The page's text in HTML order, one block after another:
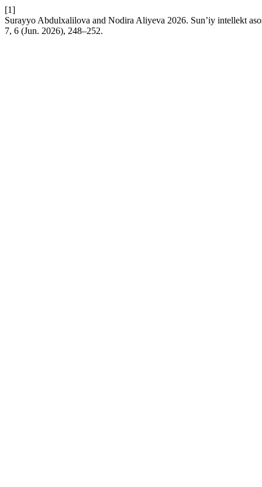
[1]
Surayyo Abdulxalilova and Nodira Aliyeva 2026. Sun’iy intellekt
7, 6 (Jun. 2026), 248–252.